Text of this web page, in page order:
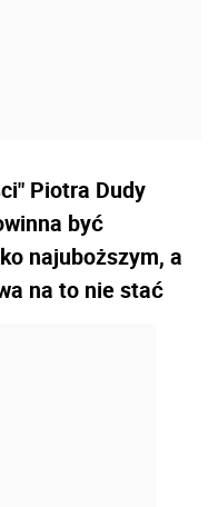
Piotra Dudy
być
najuboższym, a
na to nie stać